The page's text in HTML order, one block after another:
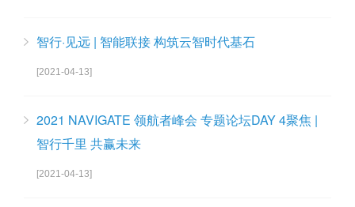
智行·见远 | 智能联接 构筑云智时代基石
[2021-04-13]
2021 NAVIGATE 领航者峰会 专题论坛DAY 4聚焦 |
智行千里 共赢未来
[2021-04-13]